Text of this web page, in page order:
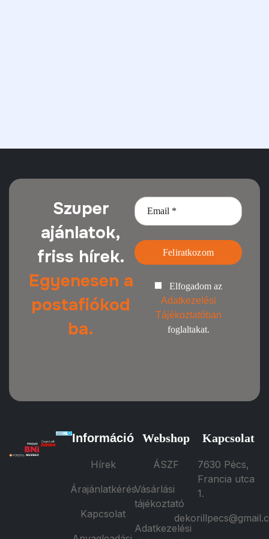
Szuper
ajánlatok,
friss hírek.
Egyenesen a
postafiókod
ba.
Feliratkozom
Elfogadom az
Adatkezelési
Tájékoztatóban
foglaltakat.
Információ
Hírek
Árajánlatkérés
Kapcsolat
Webshop
ÁSZF
Vásárlási
tájékoztató
Adatkezelési
Kapcsolat
7630 Pécs,
Francia utca
1.